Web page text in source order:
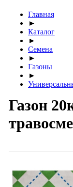
Главная
►
Каталог
►
Семена
►
Газоны
►
Газон